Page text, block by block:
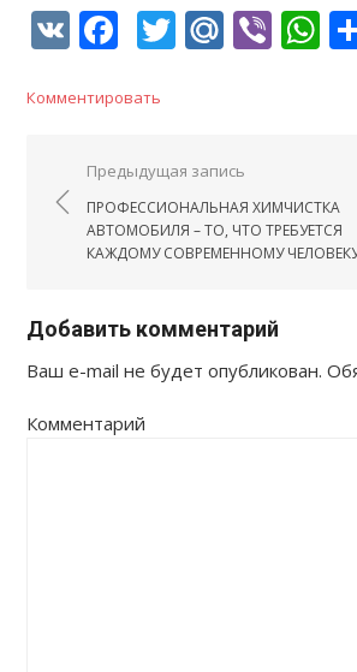
VK Facebook
Twitter
Mail.Ru
Комментировать
Навигация по записям
Предыдущая запись
ПРОФЕССИОНАЛЬНАЯ ХИМЧИСТКА
АВТОМОБИЛЯ – ТО, ЧТО ТРЕБУЕТСЯ
КАЖДОМУ СОВРЕМЕННОМУ
Добавить комментарий
Ваш e-mail не будет опубликован.
Комментарий